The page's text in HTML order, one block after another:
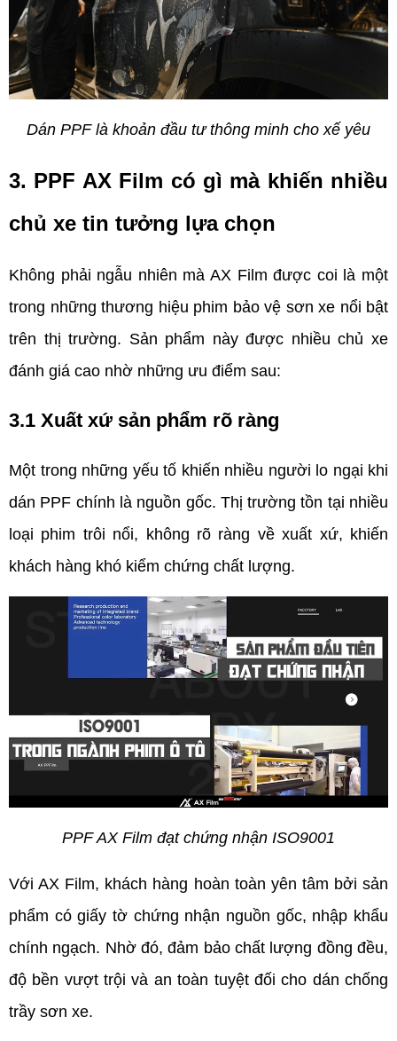
Dán PPF là khoản đầu tư thông minh cho xế yêu
3. PPF AX Film có gì mà khiến nhiều
chủ xe tin tưởng lựa chọn
Không phải ngẫu nhiên mà AX Film được coi là một
trong những thương hiệu phim bảo vệ sơn xe nổi bật
trên thị trường. Sản phẩm này được nhiều chủ xe
đánh giá cao nhờ những ưu điểm sau:
3.1 Xuất xứ sản phẩm rõ ràng
Một trong những yếu tố khiến nhiều người lo ngại khi
dán PPF chính là nguồn gốc. Thị trường tồn tại nhiều
loại phim trôi nổi, không rõ ràng về xuất xứ, khiến
khách hàng khó kiểm chứng chất lượng.
PPF AX Film đạt chứng nhận ISO9001
Với AX Film, khách hàng hoàn toàn yên tâm bởi sản
phẩm có giấy tờ chứng nhận nguồn gốc, nhập khẩu
chính ngạch. Nhờ đó, đảm bảo chất lượng đồng đều,
độ bền vượt trội và an toàn tuyệt đối cho dán chống
trầy sơn xe.